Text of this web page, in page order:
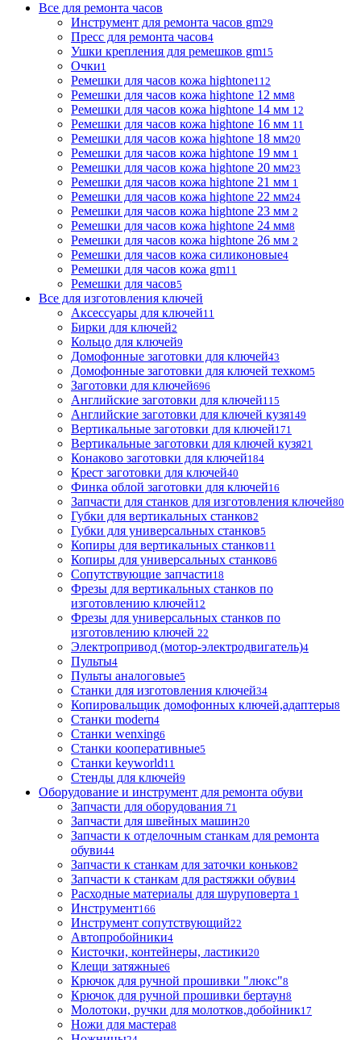
Все для ремонта часов
Инструмент для ремонта часов gm29
Пресс для ремонта часов4
Ушки крепления для ремешков gm15
Очки1
Ремешки для часов кожа hightone112
Ремешки для часов кожа hightone 12 мм8
Ремешки для часов кожа hightone 14 мм 12
Ремешки для часов кожа hightone 16 мм 11
Ремешки для часов кожа hightone 18 мм20
Ремешки для часов кожа hightone 19 мм 1
Ремешки для часов кожа hightone 20 мм23
Ремешки для часов кожа hightone 21 мм 1
Ремешки для часов кожа hightone 22 мм24
Ремешки для часов кожа hightone 23 мм 2
Ремешки для часов кожа hightone 24 мм8
Ремешки для часов кожа hightone 26 мм 2
Ремешки для часов кожа силиконовые4
Ремешки для часов кожа gm11
Ремешки для часов5
Все для изготовления ключей
Аксессуары для ключей11
Бирки для ключей2
Кольцо для ключей9
Домофонные заготовки для ключей43
Домофонные заготовки для ключей техком5
Заготовки для ключей696
Английские заготовки для ключей115
Английские заготовки для ключей кузя149
Вертикальные заготовки для ключей171
Вертикальные заготовки для ключей кузя21
Конаково заготовки для ключей184
Крест заготовки для ключей40
Финка облой заготовки для ключей16
Запчасти для станков для изготовления ключей80
Губки для вертикальных станков2
Губки для универсальных станков5
Копиры для вертикальных станков11
Копиры для универсальных станков6
Сопутствующие запчасти18
Фрезы для вертикальных станков по
изготовлению ключей12
Фрезы для универсальных станков по
изготовлению ключей 22
Электропривод (мотор-электродвигатель)4
Пульты4
Пульты аналоговые5
Станки для изготовления ключей34
Копировальщик домофонных ключей,адаптеры8
Станки modern4
Станки wenxing6
Станки кооперативные5
Станки keyworld11
Стенды для ключей9
Оборудование и инструмент для ремонта обуви
Запчасти для оборудования 71
Запчасти для швейных машин20
Запчасти к отделочным станкам для ремонта
обуви44
Запчасти к станкам для заточки коньков2
Запчасти к станкам для растяжки обуви4
Расходные материалы для шуруповерта 1
Инструмент166
Инструмент сопутствующий22
Автопробойники4
Кисточки, контейнеры, ластики20
Клещи затяжные6
Крючок для ручной прошивки "люкс"8
Крючок для ручной прошивки бертаун8
Молотоки, ручки для молотков,добойник17
Ножи для мастера8